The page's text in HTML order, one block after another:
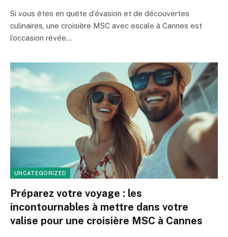
Si vous êtes en quête d’évasion et de découvertes
culinaires, une croisière MSC avec escale à Cannes est
l’occasion rêvée…
UNCATEGORIZED
Préparez votre voyage : les
incontournables à mettre dans votre
valise pour une croisière MSC à Cannes